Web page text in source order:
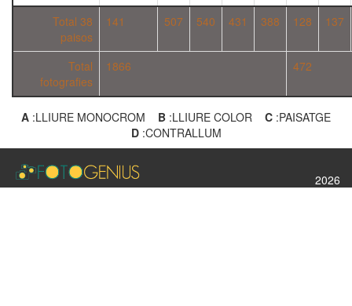
Total 38
paisos
141 507 540 431 388 128 137
Total
fotografies
1866 472
A :LLIURE MONOCROM B :LLIURE COLOR C :PAISATGE
D:CONTRALLUM
2026